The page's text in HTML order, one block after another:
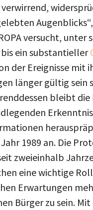
versucht,
bis ein substantieller
der Ereignisse mit
länger gültig
bleibt
1989 an. Die
zweieinhalb
eine wichtige
Erwartungen
Bürger zu sein.